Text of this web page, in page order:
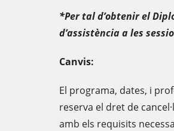
*Per tal d’obtenir el
d’assistència a les
Canvis:
El programa, dates, i
reserva el dret de
amb els requisits